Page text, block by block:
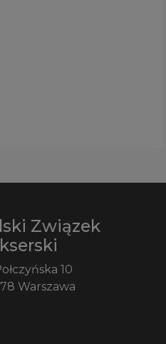
Związek
10
Warszawa